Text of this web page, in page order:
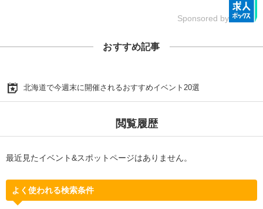
Sponsored by
おすすめ記事
北海道で今週末に開催されるおすすめイベント20選
閲覧履歴
最近見たイベント&スポットページはありません。
よく使われる検索条件